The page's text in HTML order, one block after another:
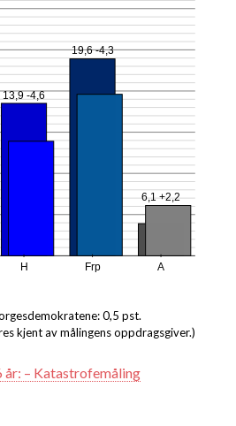
13,9 -4,6
19,6 -4,3
6,1 +2,2
H Frp A
0,5 pst.
kjent av målingens oppdragsgiver.)
år: – Katastrofemåling